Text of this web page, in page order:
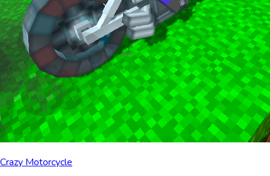
Crazy Motorcycle